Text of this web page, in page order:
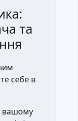
та
себе в
вашому